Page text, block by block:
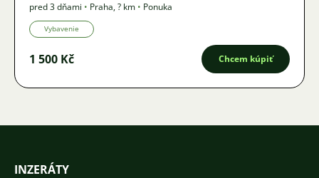
pred 3 dňami • Praha,? km • Ponuka
Vybavenie
1 500 Kč Chcem kúpiť
INZERÁTY